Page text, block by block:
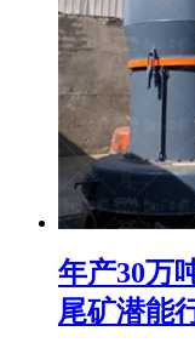
年产30万
尾矿潜能